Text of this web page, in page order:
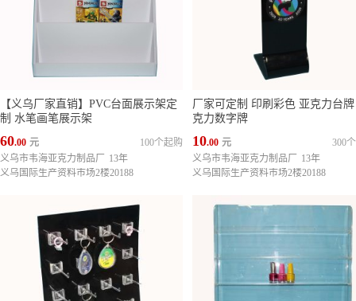
【义乌厂家直销】PVC台面展示架定
制 水笔画笔展示架
60.00 元
100个起购
义乌市韦海亚克力制品厂
13年
义乌国际生产资料市场2楼20188
厂家可定制 印刷彩色 亚克力台
克力数字牌
10.00 元
300
义乌市韦海亚克力制品厂
13年
义乌国际生产资料市场2楼20188